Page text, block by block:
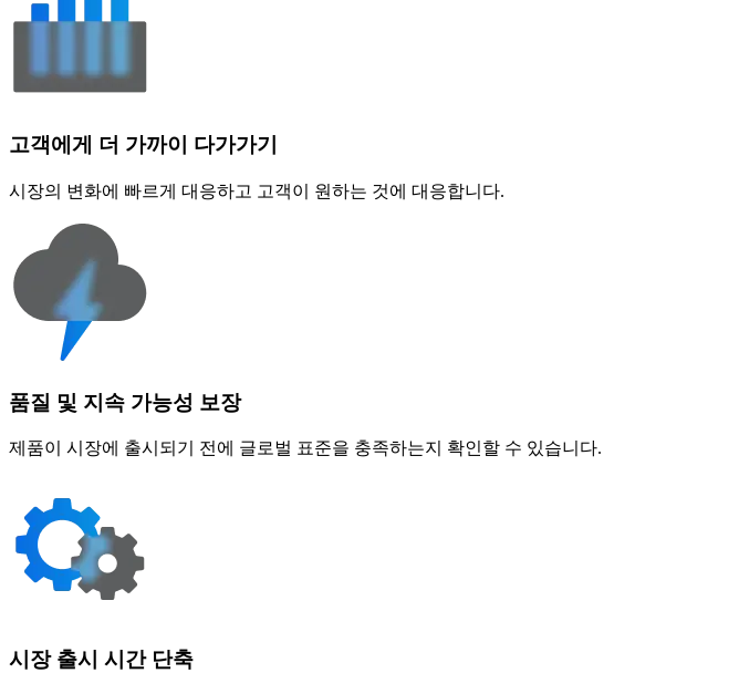
고객에게 더 가까이 다가가기
시장의 변화에 ​​빠르게 대응하고 고객이 원하는 것에 대응합니다.
품질 및 지속 가능성 보장
제품이 시장에 출시되기 전에 글로벌 표준을 충족하는지 확인할 수 있습니다.
시장 출시 시간 단축